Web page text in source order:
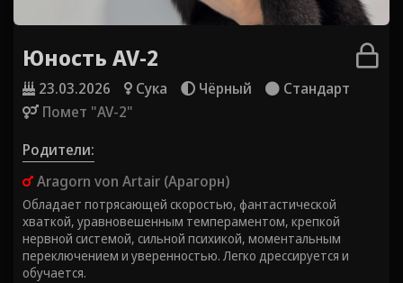
Юность AV-2
23.03.2026 Сука Чёрный
Стандарт
Помет "AV-2"
Родители:
Aragorn von Artair (Арагорн)
Обладает потрясающей скоростью, фантастической
хваткой, уравновешенным темпераментом, крепкой
нервной системой, сильной психикой, моментальным
переключением и уверенностью. Легко дрессируется и
обучается.